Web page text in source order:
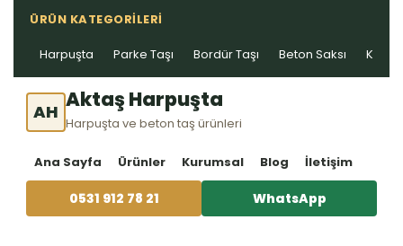
ÜRÜN KATEGORILERI
Harpuşta Parke Taşı Bordür Taşı Beton Saksı Kablo
AH Aktaş Harpuşta
Harpuşta ve beton taş ürünleri
Ana Sayfa Ürünler Kurumsal Blog İletişim
0531 912 78 21 WhatsApp